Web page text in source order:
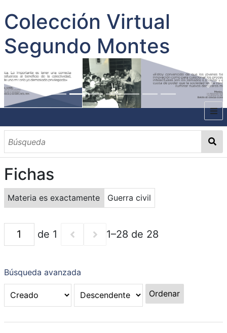
Colección Virtual
Segundo Montes
INICIO
SOBRE EL AUTOR
CONTENIDO
TODOS LOS DOCUMENTOS
CATEGORIAS
OBRAS SOBRE EL AUTOR P. SEGUNDO MONTES
MATERIAS
PALABRAS CLAVES
MULTIMEDIA
Fichas
Materia es exactamente Guerra civil
de 1 1–28 de 28
Búsqueda avanzada
Ordenar